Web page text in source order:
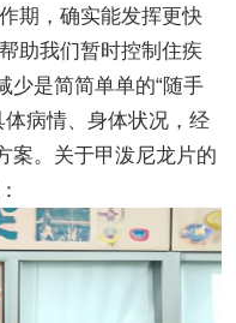
期，确实能发挥更快
助我们暂时控制住疾
少是简简单单的“随手
病情、身体状况，经
案。关于甲泼尼龙片的